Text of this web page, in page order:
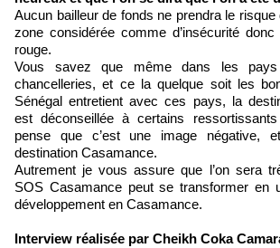
Aucun bailleur de fonds ne prendra le risque
zone considérée comme d’insécurité
rouge.
Vous savez que même dans les pays
chancelleries, et ce la quelque soit les
Sénégal entretient avec ces pays, la
est déconseillée à certains
pense que c’est une image négative,
destination Casamance.
Autrement je vous assure que l’on sera
SOS Casamance peut se transformer en
développement en Casamance.
Interview réalisée par Cheikh Coka